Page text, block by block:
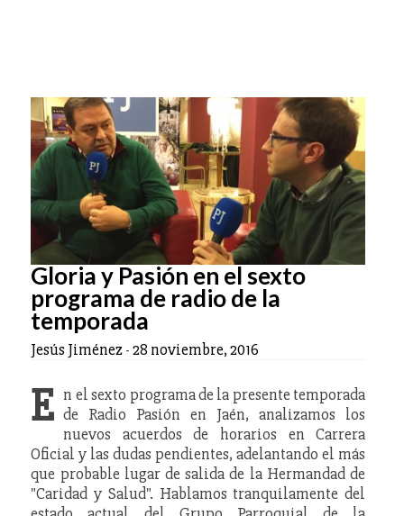
Gloria y Pasión en el sexto
programa de radio de la
temporada
Jesús Jiménez-28 noviembre, 2016
E n el sexto programa de la presente temporada
de Radio Pasión en Jaén, analizamos los
nuevos acuerdos de horarios en Carrera
Oficial y las dudas pendientes, adelantando el más
que probable lugar de salida de la Hermandad de
"Caridad y Salud". Hablamos tranquilamente del